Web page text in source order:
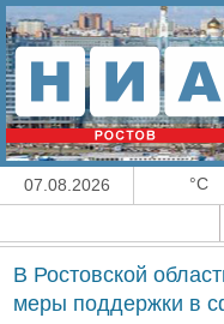
07.08.2026 °C
В Ростовской
меры поддержки в